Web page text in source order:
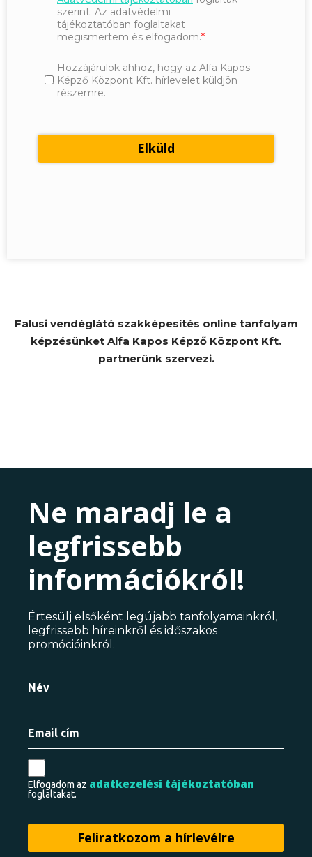
szerint. Az adatvédelmi
tájékoztatóban foglaltakat
megismertem és elfogadom.
Hozzájárulok ahhoz, hogy az Alfa Kapos
Képző Központ Kft. hírlevelet küldjön
részemre.
Falusi vendéglátó szakképesítés online tanfolyam
képzésünket Alfa Kapos Képző Központ Kft.
partnerünk szervezi.
Ne maradj le a
legfrissebb
információkról!
Értesülj elsőként legújabb tanfolyamainkról,
legfrissebb híreinkről és időszakos
promócióinkról.
Elfogadom az adatkezelési tájékoztatóban
foglaltakat.